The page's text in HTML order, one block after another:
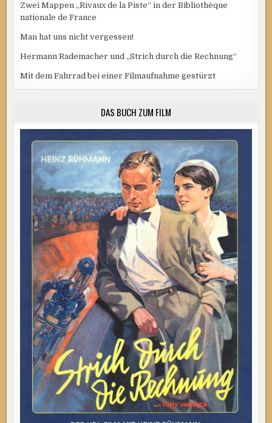
Zwei Mappen „Rivaux de la Piste“ in der Bibliothèque
nationale de France
Man hat uns nicht vergessen!
Hermann Rademacher und „Strich durch die Rechnung“
Mit dem Fahrrad bei einer Filmaufnahme gestürzt
DAS BUCH ZUM FILM